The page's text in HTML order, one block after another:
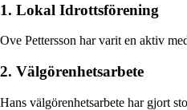
1. Lokal Idrottsförening
Ove Pettersson har varit en aktiv
2. Välgörenhetsarbete
Hans välgörenhetsarbete har gjort